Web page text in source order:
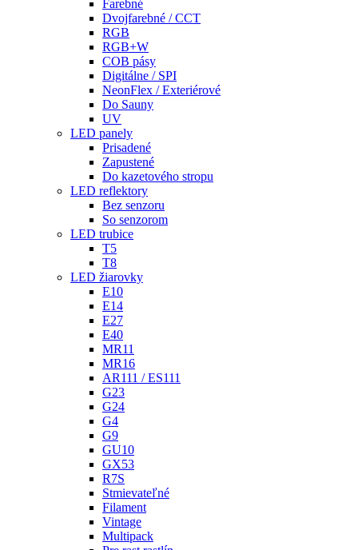
Farebné
Dvojfarebné / CCT
RGB
RGB+W
COB pásy
Digitálne / SPI
NeonFlex / Exteriérové
Do Sauny
UV
LED panely
Prisadené
Zapustené
Do kazetového stropu
LED reflektory
Bez senzoru
So senzorom
LED trubice
T5
T8
LED žiarovky
E10
E14
E27
E40
MR11
MR16
AR111 / ES111
G23
G24
G4
G9
GU10
GX53
R7S
Stmievateľné
Filament
Vintage
Multipack